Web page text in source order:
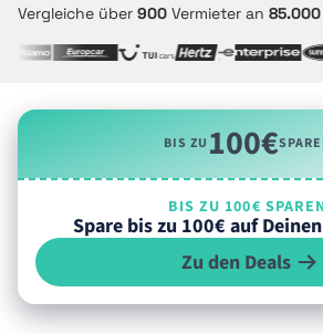
Vergleiche über 900 Vermieter an 85.000
BIS ZU100€
BIS ZU 100€
Spare bis zu 100€ auf
Zu den Deals